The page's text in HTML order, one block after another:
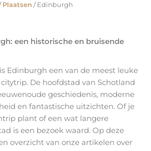
Plaatsen /Edinburgh
een historische en bruisende
Edinburgh een van de meest leuke
De hoofdstad van Schotland
geschiedenis, moderne
en fantastische uitzichten. Of je
plant of een wat langere
is een bezoek waard. Op deze
overzicht van onze artikelen over